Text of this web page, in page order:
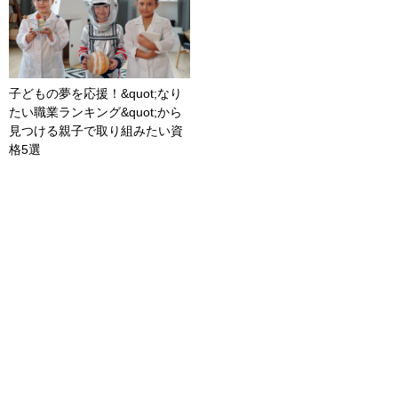
子どもの夢を応援！&quot;なり
たい職業ランキング&quot;から
見つける親子で取り組みたい資
格5選